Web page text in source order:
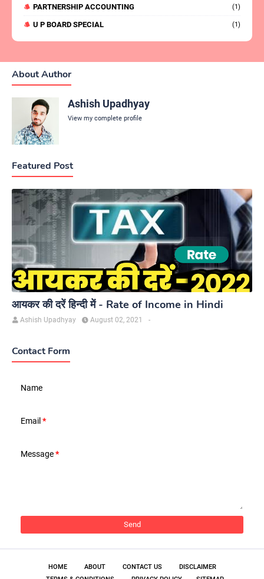
PARTNERSHIP ACCOUNTING (1)
U P BOARD SPECIAL (1)
About Author
Ashish Upadhyay
View my complete profile
Featured Post
आयकर की दरें हिन्दी में - Rate of Income in Hindi
Ashish Upadhyay -
August 02, 2021
Contact Form
Name
Email *
Message*
HOME ABOUT CONTACT US
DISCLAIMER